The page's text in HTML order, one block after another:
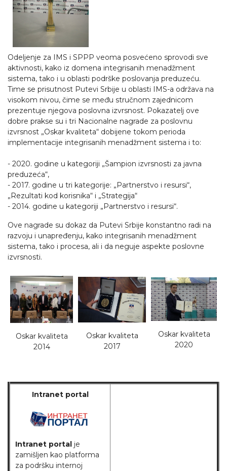
Odeljenje za IMS i SPPP veoma posvećeno sprovodi sve
aktivnosti, kako iz domena integrisanih menadžment
sistema, tako i u oblasti podrške poslovanja preduzeću.
Time se prisutnost Putevi Srbije u oblasti IMS-a održava na
visokom nivou, čime se među stručnom zajednicom
prezentuje njegova poslovna izvrsnost. Pokazatelj ove
dobre prakse su i tri Nacionalne nagrade za poslovnu
izvrsnost „Oskar kvaliteta“ dobijene tokom perioda
implementacije integrisanih menadžment sistema i to:
- 2020. godine u kategoriji „Šampion izvrsnosti za javna
preduzeća“,
- 2017. godine u tri kategorije: „Partnerstvo i resursi“,
„Rezultati kod korisnika“ i „Strategija“
- 2014. godine u kategoriji „Partnerstvo i resursi“.
Ove nagrade su dokaz da Putevi Srbije konstantno radi na
razvoju i unapređenju, kako integrisanih menadžment
sistema, tako i procesa, ali i da neguje aspekte poslovne
izvrsnosti.
Oskar kvaliteta
2014
Oskar kvaliteta
2017
Oskar kvaliteta
2020
Intranet portal
Intranet portal je
zamišljen kao platforma
za podršku internoj